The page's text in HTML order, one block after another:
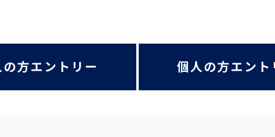
方エントリー 個人の方エント